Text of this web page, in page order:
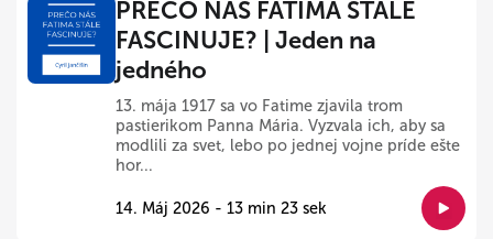
PREČO NÁS FATIMA STÁLE
FASCINUJE? | Jeden na
jedného
13. mája 1917 sa vo Fatime zjavila trom
pastierikom Panna Mária. Vyzvala ich, aby sa
modlili za svet, lebo po jednej vojne príde ešte
hor...
14. Máj 2026 - 13 min 23 sek